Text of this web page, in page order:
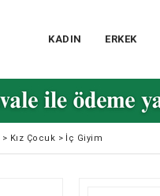
KADIN ERKEK
> Kız Çocuk > İç Giyim